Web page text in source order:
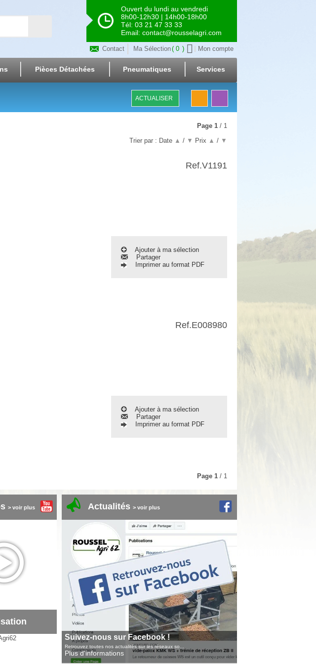
Ouvert du lundi au vendredi
8h00-12h30 | 14h00-18h00
Tél: 03 21 47 33 33
Email: contact@rousselagri.com
Contact Ma Sélection 0 Mon compte
Pièces Détachées Pneumatiques Services
ACTUALISER
Trier par : Date ▲ / ▼ Prix ▲ / ▼
Page 1 / 1
Ref.V1191
Ajouter à ma sélection
Partager
Imprimer au format PDF
Ref.E008980
Ajouter à ma sélection
Partager
Imprimer au format PDF
Page 1 / 1
> voir plus Actualités > voir plus
Suivez-nous sur Facebook !
Retrouvez toutes nos actualités sur les réseaux so...
Plus d'informations